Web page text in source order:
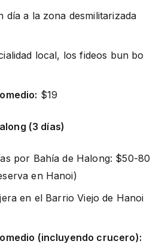
día a la zona desmilitarizada
local, los fideos bun bo
$19
(3 días)
por Bahía de Halong: $50-80
en Hanoi)
en el Barrio Viejo de Hanoi
(incluyendo crucero):